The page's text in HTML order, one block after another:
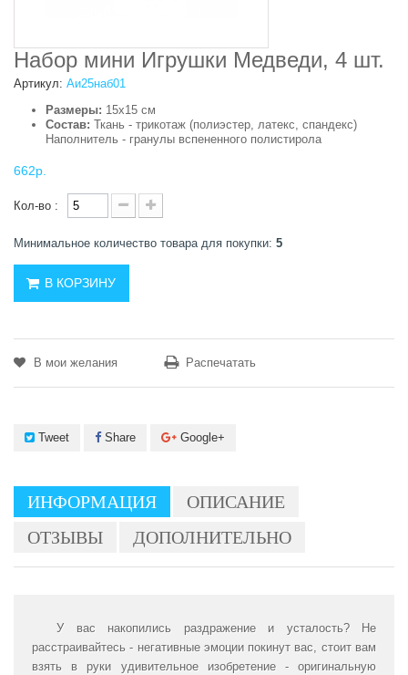
Набор мини Игрушки Медведи, 4 шт.
Артикул: Аи25наб01
Размеры: 15х15 см
Состав: Ткань - трикотаж (полиэстер, латекс, спандекс)
Наполнитель - гранулы вспененного полистирола
662р.
Кол-во :
Минимальное количество товара для покупки: 5
В КОРЗИНУ
В мои желания Распечатать
Tweet Share Google+
ИНФОРМАЦИЯ
ОПИСАНИЕ
ОТЗЫВЫ
ДОПОЛНИТЕЛЬНО
У вас накопились раздражение и усталость? Не
расстраивайтесь - негативные эмоции покинут вас, стоит вам
взять в руки удивительное изобретение - оригинальную